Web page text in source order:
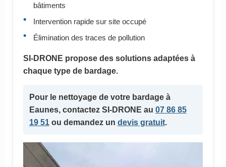
bâtiments
Intervention rapide sur site occupé
Élimination des traces de pollution
SI-DRONE propose des solutions adaptées à
chaque type de bardage.
Pour le nettoyage de votre bardageà
Eaunes, contactez SI-DRONE au 07 86 85
19 51ou demandez un devis gratuit.